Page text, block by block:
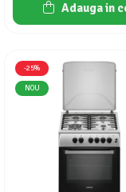
Adauga in
-25%
NOU